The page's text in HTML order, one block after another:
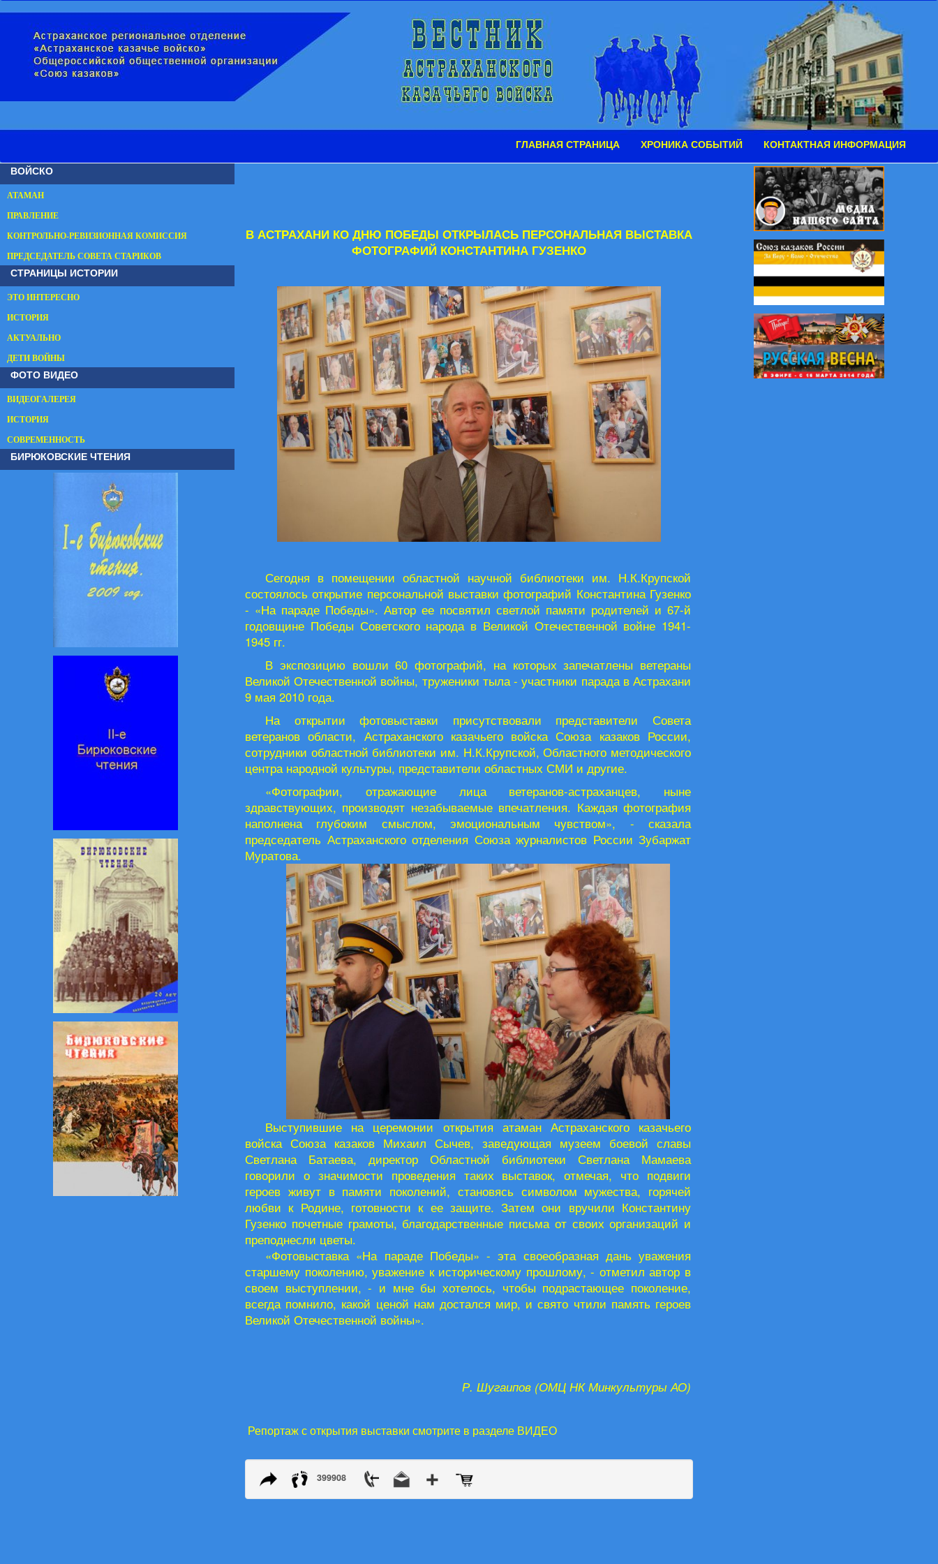
ГЛАВНАЯ СТРАНИЦА ХРОНИКА СОБЫТИЙ КОНТАКТНАЯ ИНФОРМАЦИЯ
ВОЙСКО
АТАМАН
ПРАВЛЕНИЕ
КОНТРОЛЬНО-РЕВИЗИОННАЯ КОМИССИЯ
ПРЕДСЕДАТЕЛЬ СОВЕТА СТАРИКОВ
СТРАНИЦЫ ИСТОРИИ
ЭТО ИНТЕРЕСНО
ИСТОРИЯ
АКТУАЛЬНО
ДЕТИ ВОЙНЫ
ФОТО ВИДЕО
ВИДЕОГАЛЕРЕЯ
ИСТОРИЯ
СОВРЕМЕННОСТЬ
БИРЮКОВСКИЕ ЧТЕНИЯ
В АСТРАХАНИ КО ДНЮ ПОБЕДЫ ОТКРЫЛАСЬ ПЕРСОНАЛЬНАЯ ВЫСТАВКА
ФОТОГРАФИЙ КОНСТАНТИНА ГУЗЕНКО
Сегодня в помещении областной научной библиотеки им. Н.К.Крупской
состоялось открытие персональной выставки фотографий Константина Гузенко
- «На параде Победы». Автор ее посвятил светлой памяти родителей и 67-й
годовщине Победы Советского народа в Великой Отечественной войне 1941-
1945 гг.
В экспозицию вошли 60 фотографий, на которых запечатлены ветераны
Великой Отечественной войны, труженики тыла - участники парада в Астрахани
9 мая 2010 года.
На открытии фотовыставки присутствовали представители Совета
ветеранов области, Астраханского казачьего войска Союза казаков России,
сотрудники областной библиотеки им. Н.К.Крупской,Областного методического
центра народной культуры, представители областных СМИ и другие.
«Фотографии, отражающие лица ветеранов-астраханцев, ныне
здравствующих, производят незабываемые впечатления. Каждая фотография
наполнена глубоким смыслом, эмоциональным чувством», - сказала
председатель Астраханского отделения Союза журналистов России Зубаржат
Муратова.
Выступившие на церемонии открытия атаман Астраханского казачьего
войска Союза казаков Михаил Сычев, заведующая музеем боевой славы
Светлана Батаева, директор Областной библиотеки Светлана Мамаева
говорили о значимости проведения таких выставок, отмечая, что подвиги
героев живут в памяти поколений, становясь символом мужества, горячей
любви к Родине, готовности к ее защите. Затем они вручили Константину
Гузенко почетные грамоты, благодарственные письма от своих организаций и
преподнесли цветы.
«Фотовыставка «На параде Победы» - эта своеобразная дань уважения
старшему поколению, уважение к историческому прошлому, - отметил автор в
своем выступлении, - и мне бы хотелось, чтобы подрастающее поколение,
всегда помнило, какой ценой нам достался мир, и свято чтили память героев
Великой Отечественной войны».
Р. Шугаипов (ОМЦ НК Минкультуры АО)
Репортаж с открытия выставки смотрите в разделе ВИДЕО
399908